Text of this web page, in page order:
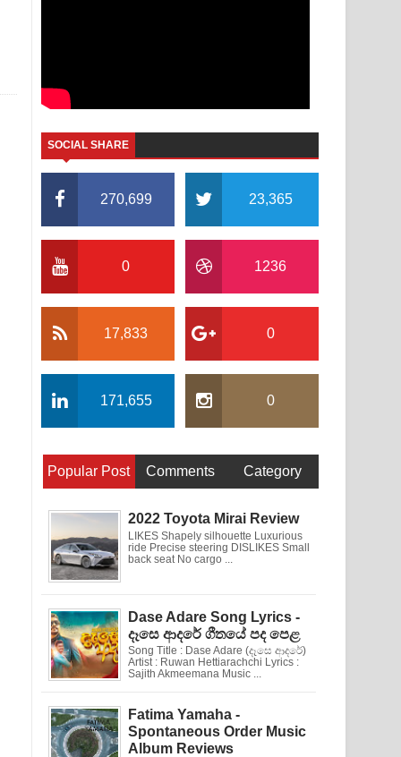
SOCIAL SHARE
270,699 23,365
0 1236
17,833 0
171,655 0
Popular Post Comments Category
2022 Toyota Mirai Review
LIKES Shapely silhouette Luxurious
ride Precise steering DISLIKES Small
back seat No cargo ...
Dase Adare Song Lyrics -
දෑසෙ ආදරේ ගීතයේ පද පෙළ
Song Title : Dase Adare (දෑසෙ ආදරේ)
Artist : Ruwan Hettiarachchi Lyrics :
Sajith Akmeemana Music ...
Fatima Yamaha -
Spontaneous Order Music
Album Reviews